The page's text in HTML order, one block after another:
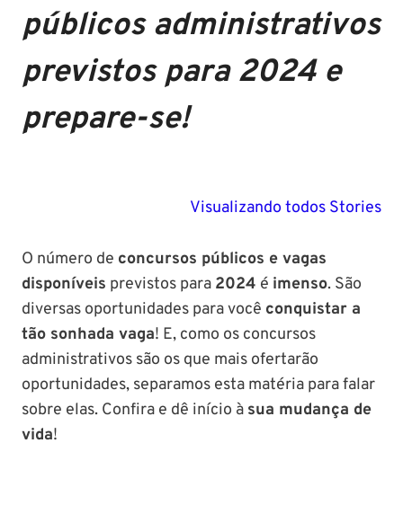
públicos administrativos
previstos para 2024 e
prepare-se!
Visualizando todos Stories
2024
Polícia Federal:
sobre!
MG:
Soldado!
O número de concursos públicos e vagas
disponíveis previstos para 2024 é imenso. São
diversas oportunidades para você conquistar a
tão sonhada vaga! E, como os concursos
administrativos são os que mais ofertarão
oportunidades, separamos esta matéria para falar
sobre elas. Confira e dê início à sua mudança de
vida!